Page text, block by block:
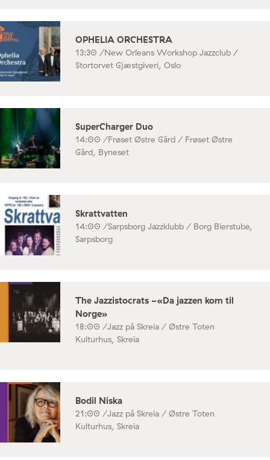
OPHELIA ORCHESTRA
13:30 /New Orleans Workshop Jazzclub /
Stortorvet Gjæstgiveri, Oslo
SuperCharger Duo
14:00 /Frøset Østre Gård / Frøset Østre
Gård, Byneset
Skrattvatten
14:00 /Sarpsborg Jazzklubb / Borg Bierstube,
Sarpsborg
The Jazzistocrats -«Da jazzen kom til
Norge»
18:00 /Jazz på Skreia / Østre Toten
Kulturhus, Skreia
Bodil Niska
21:00 /Jazz på Skreia / Østre Toten
Kulturhus, Skreia